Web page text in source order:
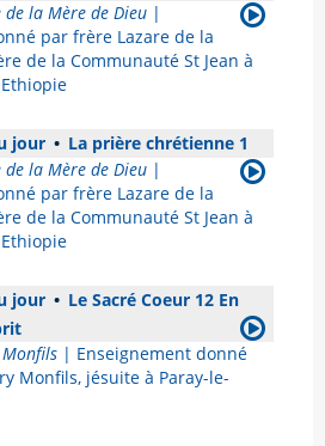
de la Mère de Dieu |
par frère Lazare de la
de la Communauté St Jean à
jour • La prière chrétienne 1
de la Mère de Dieu |
par frère Lazare de la
de la Communauté St Jean à
jour • Le Sacré Coeur 12 En
| Enseignement donné
Monfils, jésuite à Paray-le-